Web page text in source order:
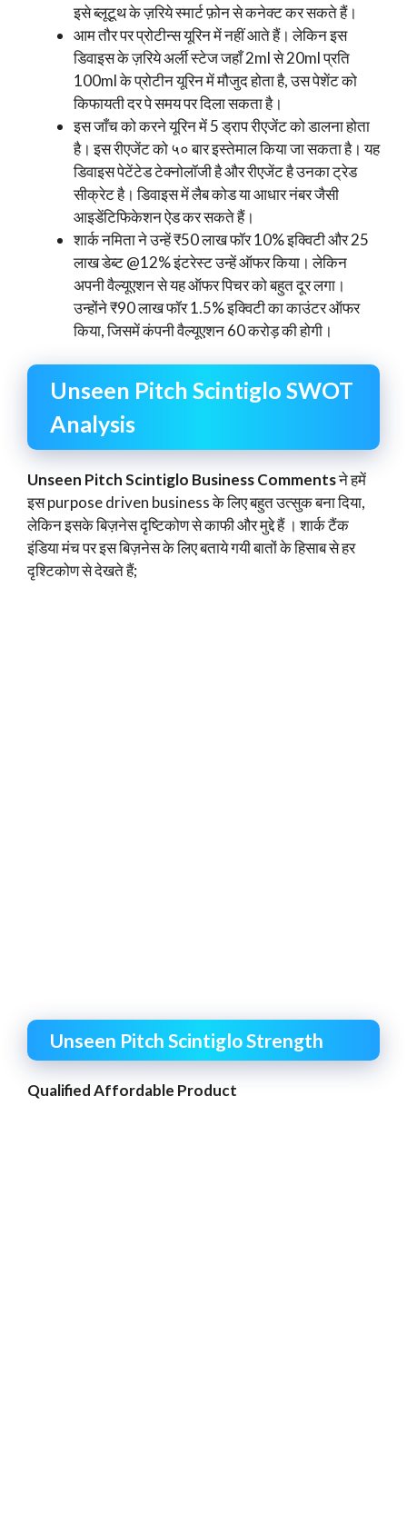
इसे ब्लूटूथ के ज़रिये स्मार्ट फ़ोन से कनेक्ट कर सकते हैं।
आम तौर पर प्रोटीन्स यूरिन में नहीं आते हैं। लेकिन इस
डिवाइस के ज़रिये अर्ली स्टेज जहाँ 2ml से 20ml प्रति
100ml के प्रोटीन यूरिन में मौजुद होता है, उस पेशेंट को
किफायती दर पे समय पर दिला सकता है।
इस जाँच को करने यूरिन में 5 ड्राप रीएजेंट को डालना होता
है। इस रीएजेंट को ५० बार इस्तेमाल किया जा सकता है। यह
डिवाइस पेटेंटेड टेक्नोलॉजी है और रीएजेंट है उनका ट्रेड
सीक्रेट है। डिवाइस में लैब कोड या आधार नंबर जैसी
आइडेंटिफिकेशन ऐड कर सकते हैं।
शार्क नमिता ने उन्हें ₹50 लाख फॉर 10% इक्विटी और 25
लाख डेब्ट @12% इंटरेस्ट उन्हें ऑफर किया। लेकिन
अपनी वैल्यूएशन से यह ऑफर पिचर को बहुत दूर लगा।
उन्होंने ₹90 लाख फॉर 1.5% इक्विटी का काउंटर ऑफर
किया, जिसमें कंपनी वैल्यूएशन 60 करोड़ की होगी।
Unseen Pitch Scintiglo SWOT
Analysis
Unseen Pitch Scintiglo Business Commentsने हमें
इस purpose driven business के लिए बहुत उत्सुक बना दिया,
लेकिन इसके बिज़नेस दृष्टिकोण से काफी और मुद्दे हैं । शार्क टैंक
इंडिया मंच पर इस बिज़नेस के लिए बताये गयी बातों के हिसाब से हर
दृश्टिकोण से देखते हैं;
Unseen Pitch Scintiglo Strength
Qualified Affordable Product